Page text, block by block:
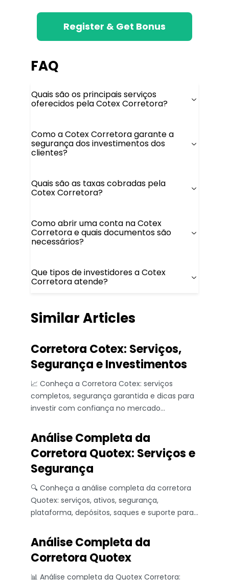
Register & Get Bonus
FAQ
Quais são os principais serviços
oferecidos pela Cotex Corretora?
Como a Cotex Corretora garante a
segurança dos investimentos dos
clientes?
Quais são as taxas cobradas pela
Cotex Corretora?
Como abrir uma conta na Cotex
Corretora e quais documentos são
necessários?
Que tipos de investidores a Cotex
Corretora atende?
Similar Articles
Corretora Cotex: Serviços,
Segurança e Investimentos
📈 Conheça a Corretora Cotex: serviços
completos, segurança garantida e dicas para
investir com confiança no mercado
Análise Completa da
Corretora Quotex: Serviços e
Segurança
🔍 Conheça a análise completa da corretora
Quotex: serviços, ativos, segurança,
plataforma, depósitos, saques e suporte para
Análise Completa da
Corretora Quotex
📊 Análise completa da Quotex Corretora: